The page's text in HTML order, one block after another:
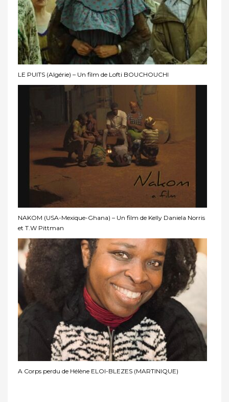
LE PUITS (Algérie) – Un film de Lofti BOUCHOUCHI
NAKOM (USA-Mexique-Ghana) – Un film de Kelly Daniela Norris
et T.W Pittman
A Corps perdu de Hélène ELOI-BLEZES (MARTINIQUE)